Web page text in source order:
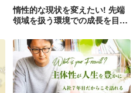
惰性的な現状を変えたい! 先端
領域を扱う環境での成長を目指
～